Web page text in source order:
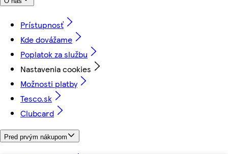
Prístupnosť
Kde dovážame
Poplatok za službu
Nastavenia cookies
Možnosti platby
Tesco.sk
Clubcard
Pred prvým nákupom